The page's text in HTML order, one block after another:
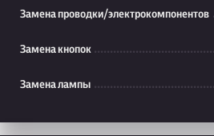
Замена проводки/электрокомпонентов
Замена кнопок
Замена лампы